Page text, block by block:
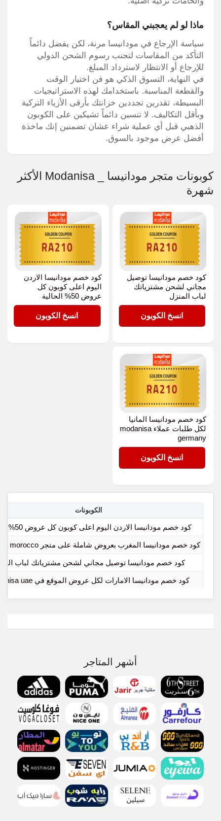
ماذا لو لم يعجبني المقاس؟
سياسة الإرجاع في مودانيسا مرنة، لكن يفضل دائماً
التأكد من المقاسات لتجنب رسوم الشحن الدولي
للإرجاع أو الانتظار لاسترداد المبلغ.
في النهاية، التسوق الذكي هو فن اختيار الوقت
والقطعة المناسبة. باستخدامك لهذه الاستراتيجيات
البسيطة، تقدرين تجددين خزانتك بأرقى الأزياء التركية
وبأقل التكاليف. لا تنسين دائماً تشيكين على الكوبون
الذهبي قبل أي عملية شراء عشان تضمنين إنك ماخذة
أفضل عرض موجود بالسوق.
كوبونات متجر مودانيسا _ Modanisa الأكثر
شهرة
كود خصم مودانيسا توصيل
مجاني لشحن مشترياتك
لباب المنزل
RA210انسخ الكوبون
كود خصم مودانيسا الاردن
اليوم اعلى كوبون كل
عروض 50% الحالية
RA210انسخ الكوبون
كود خصم مودانيسا المانيا
لكل طلبات عملاء modanisa
germany
RA210انسخ الكوبون
الكوبونات
كود خصم مودانيسا الاردن اليوم اعلى كوبون كل عروض 50% الحالية
كود خصم مودانيسا المغرب بعروض شاملة على متجر modanisa morocco
كود خصم مودانيسا توصيل مجاني لشحن مشترياتك لباب
كود خصم مودانيسا الامارات لكل عروض الموقع في modanisa uae
أشهر المتاجر